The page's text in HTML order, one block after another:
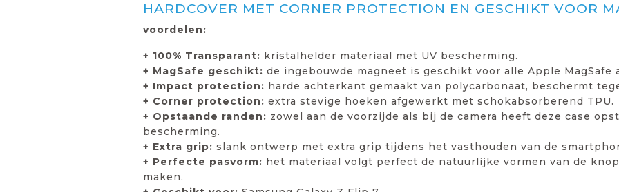
HARDCOVER MET CORNER PROTECTION EN GESCHIKT VOOR
voordelen:
+ 100% Transparant: kristalhelder materiaal met UV bescherming.
+ MagSafe geschikt: de ingebouwde magneet is geschikt voor alle Apple MagSafe
+ Impact protection: harde achterkant gemaakt van polycarbonaat, beschermt
+ Corner protection: extra stevige hoeken afgewerkt met schokabsorberend TPU.
+ Opstaande randen: zowel aan de voorzijde als bij de camera heeft deze case
bescherming.
+ Extra grip: slank ontwerp met extra grip tijdens het vasthouden van de
+ Perfecte pasvorm: het materiaal volgt perfect de natuurlijke vormen van de
maken.